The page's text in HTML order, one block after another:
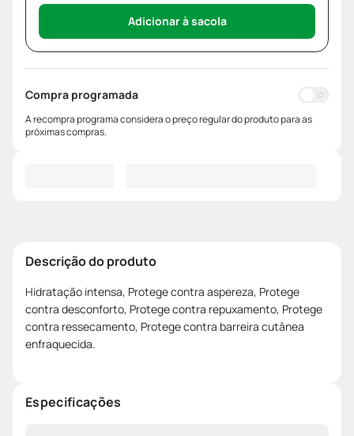
Adicionar à sacola
Compra programada
A recompra programa considera o preço regular do produto para as
próximas compras.
Descrição do produto
Hidratação intensa, Protege contra aspereza, Protege
contra desconforto, Protege contra repuxamento, Protege
contra ressecamento, Protege contra barreira cutânea
enfraquecida.
Especificações